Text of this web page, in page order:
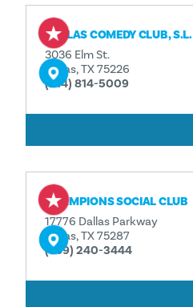
DALLAS COMEDY CLUB, S.L.
3036 Elm St.
Dallas, TX 75226
(214) 814-5009
CHAMPIONS SOCIAL CLUB
17776 Dallas Parkway
Dallas, TX 75287
(469) 240-3444